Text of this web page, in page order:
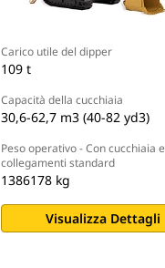
Carico utile del dipper
109 t
Capacità della cucchiaia
30,6-62,7 m3 (40-82 yd3)
Peso operativo - Con cucchiaia e
collegamenti standard
1386178 kg
Visualizza Dettagli